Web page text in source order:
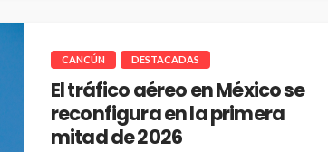
CANCÚN DESTACADAS
El tráfico aéreo en México se
reconfigura en la primera
mitad de 2026